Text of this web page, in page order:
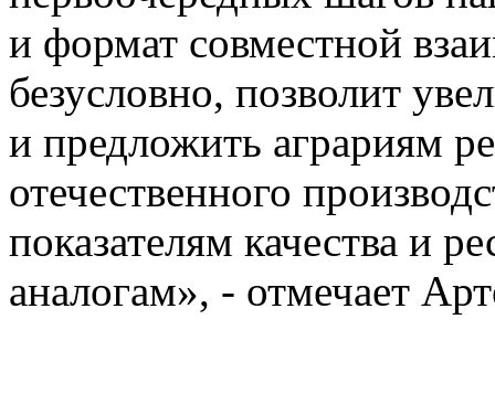
и формат совместной
безусловно, позволит
и предложить аграриям
отечественного
показателям качества и
аналогам», - отмечает